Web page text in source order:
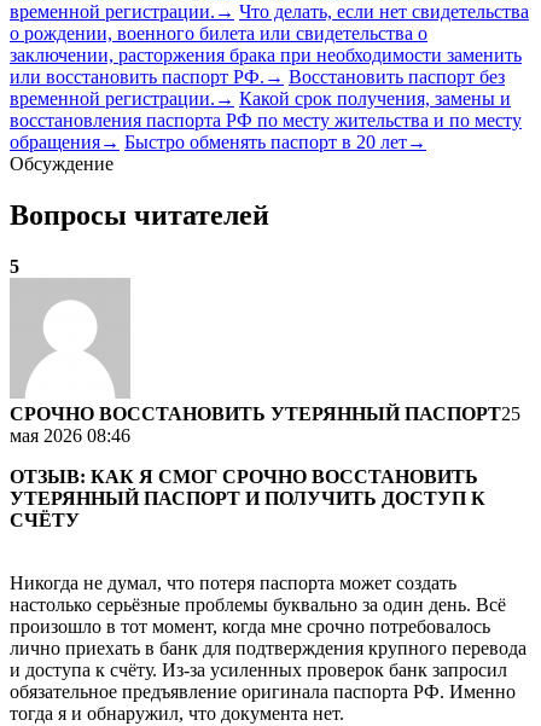
временной регистрации. → Что делать, если нет свидетельства
о рождении, военного билета или свидетельства о
заключении, расторжения брака при необходимости заменить
или восстановить паспорт РФ. → Восстановить паспорт без
временной регистрации. → Какой срок получения, замены и
восстановления паспорта РФ по месту жительства и по месту
обращения→ Быстро обменять паспорт в 20 лет→
Обсуждение
Вопросы читателей
5
СРОЧНО ВОССТАНОВИТЬ УТЕРЯННЫЙ ПАСПОРТ25
мая 2026 08:46
ОТЗЫВ: КАК Я СМОГ СРОЧНО ВОССТАНОВИТЬ
УТЕРЯННЫЙ ПАСПОРТ И ПОЛУЧИТЬ ДОСТУП К
СЧЁТУ
Никогда не думал, что потеря паспорта может создать
настолько серьёзные проблемы буквально за один день. Всё
произошло в тот момент, когда мне срочно потребовалось
лично приехать в банк для подтверждения крупного перевода
и доступа к счёту. Из-за усиленных проверок банк запросил
обязательное предъявление оригинала паспорта РФ. Именно
тогда я и обнаружил, что документа нет.